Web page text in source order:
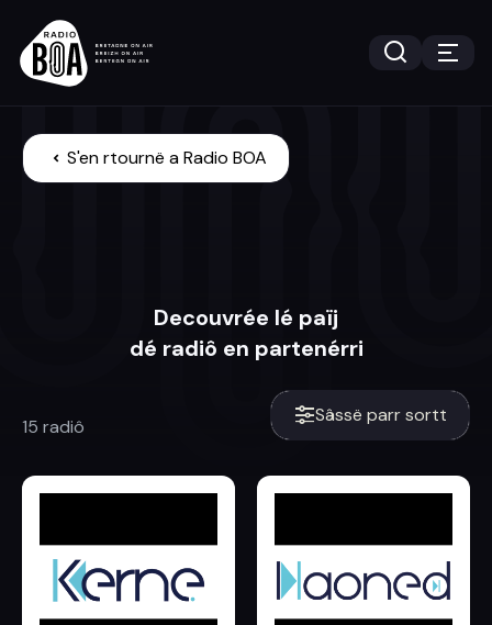
S'en rtournë a Radio BOA
Decouvrée lé païj
dé radiô en partenérri
15 radiô
Sâssë parr sortt